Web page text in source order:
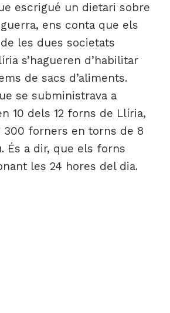
escrigué un dietari sobre
ens conta que els
les dues societats
s’hagueren d’habilitar
de sacs d’aliments.
se subministrava a
10 dels 12 forns de Llíria,
300 forners en torns de 8
És a dir, que els forns
les 24 hores del dia.